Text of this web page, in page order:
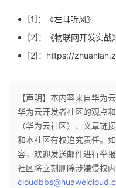
[1]：《左耳听风》
[2]：《物联网开发实战》
[2]： https://
【声明】本内容来自华为
华为云开发者社区的观点
（华为云社区）、文章链
和本社区有权追究责任。
容，欢迎发送邮件进行举
社区将立刻删除涉嫌侵权内